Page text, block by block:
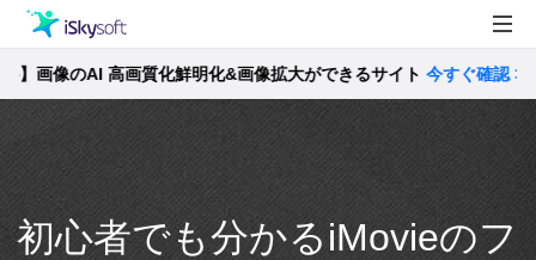
製品
Utility
製品活用事例
ストア
サポート
像のAI 高画質化鮮明化&画像拡大ができるサイト今すぐ確認 >>
初心者でも分かるiMovieのフ